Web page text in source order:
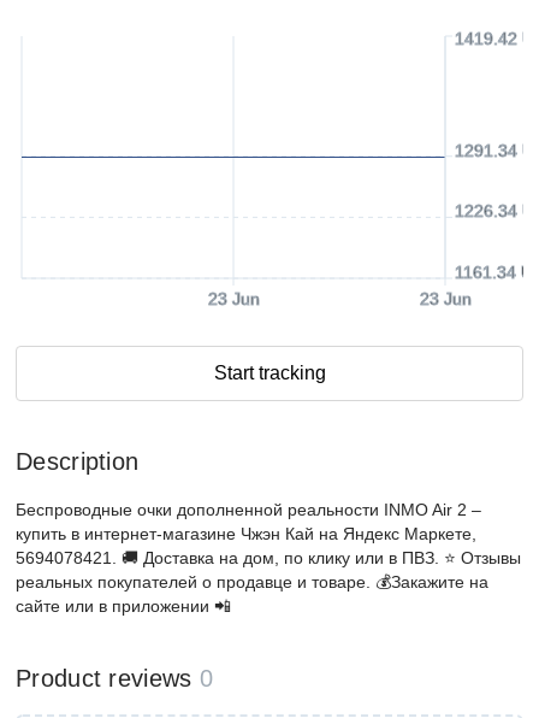
23 Jun 23 Jun
1161.34
1226.34
1291.34
1419.42
Start tracking
Description
Беспроводные очки дополненной реальности INMO Air 2 –
купить в интернет-магазине Чжэн Кай на Яндекс Маркете,
5694078421. 🚚 Доставка на дом, по клику или в ПВЗ. ⭐️ Отзывы
реальных покупателей о продавце и товаре. 💰Закажите на
сайте или в приложении 📲
Product reviews 0